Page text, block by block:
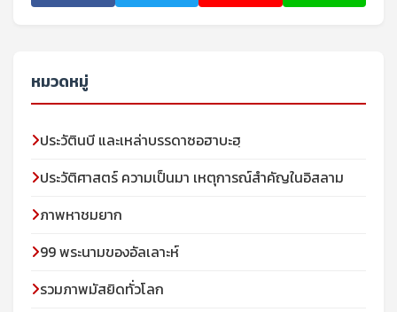
หมวดหมู่
ประวัตินบี และเหล่าบรรดาซอฮาบะฮฺ
ประวัติศาสตร์ ความเป็นมา เหตุการณ์สำคัญในอิสลาม
ภาพหาชมยาก
99 พระนามของอัลเลาะห์
รวมภาพมัสยิดทั่วโลก